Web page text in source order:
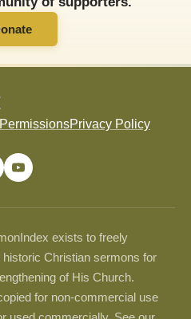
Privacy Policy
exists to freely
Christian sermons for
of His Church.
for non-commercial use